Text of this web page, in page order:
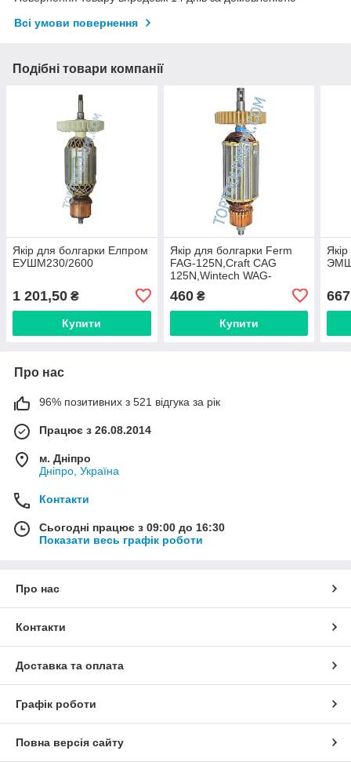
Всі умови повернення
Подібні товари компанії
Якір для болгарки Елпром
ЕУШМ230/2600
1 201,50 ₴
Купити
Якір для болгарки Ferm
FAG-125N,Craft CAG
125N,Wintech WAG-
460₴
Купити
Про нас
96% позитивних з 521 відгука за рік
Працює з 26.08.2014
м. Дніпро
Дніпро, Україна
Контакти
Сьогодні працює з 09:00 до 16:30
Показати весь графік роботи
Про нас
Контакти
Доставка та оплата
Графік роботи
Повна версія сайту